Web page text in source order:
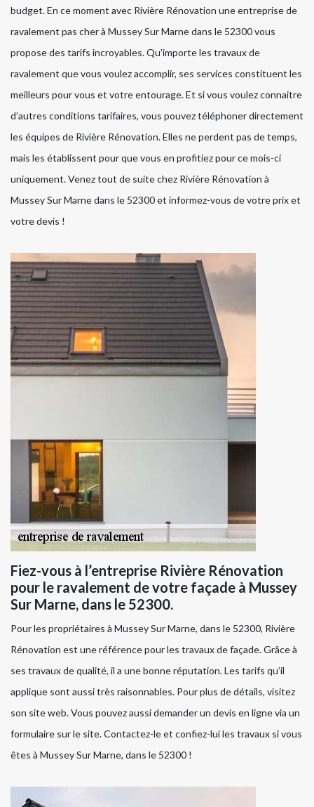
budget. En ce moment avec Rivière Rénovation une entreprise de
ravalement pas cher à Mussey Sur Marne dans le 52300 vous
propose des tarifs incroyables. Qu’importe les travaux de
ravalement que vous voulez accomplir, ses services constituent les
meilleurs pour vous et votre entourage. Et si vous voulez connaitre
d’autres conditions tarifaires, vous pouvez téléphoner directement
les équipes de Rivière Rénovation. Elles ne perdent pas de temps,
mais les établissent pour que vous en profitiez pour ce mois-ci
uniquement. Venez tout de suite chez Rivière Rénovation à
Mussey Sur Marne dans le 52300 et informez-vous de votre prix et
votre devis !
Fiez-vous à l’entreprise Rivière Rénovation
pour le ravalement de votre façade à Mussey
Sur Marne, dans le 52300.
Pour les propriétaires à Mussey Sur Marne, dans le 52300, Rivière
Rénovation est une référence pour les travaux de façade. Grâce à
ses travaux de qualité, il a une bonne réputation. Les tarifs qu’il
applique sont aussi très raisonnables. Pour plus de détails, visitez
son site web. Vous pouvez aussi demander un devis en ligne via un
formulaire sur le site. Contactez-le et confiez-lui les travaux si vous
êtes à Mussey Sur Marne, dans le 52300 !